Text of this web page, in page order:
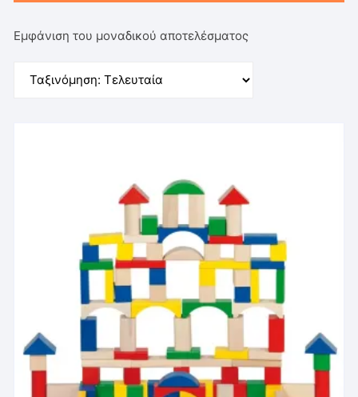
Εμφάνιση του μοναδικού αποτελέσματος